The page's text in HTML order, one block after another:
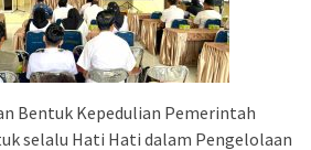
Bentuk Kepedulian Pemerintah
selalu Hati Hati dalam Pengelolaan